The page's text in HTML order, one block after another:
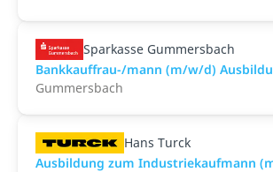
Sparkasse Gummersbach
Bankkauffrau-/mann (m/w/d)
Gummersbach
Hans Turck
Ausbildung zum Industriekaufmann